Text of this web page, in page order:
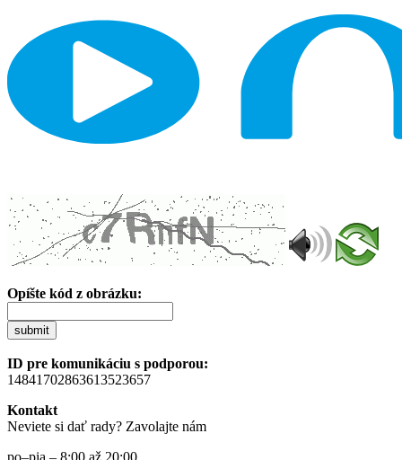
Opíšte kód z obrázku:
submit
ID pre komunikáciu s podporou:
14841702863613523657
Kontakt
Neviete si dať rady? Zavolajte nám
po–pia – 8:00 až 20:00